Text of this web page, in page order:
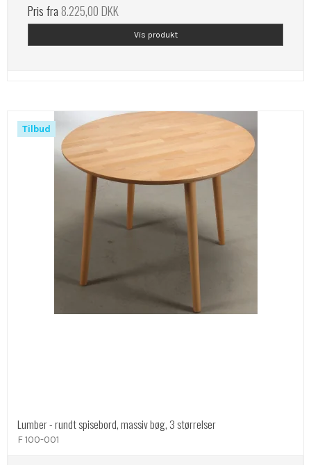
Pris fra8.225,00 DKK
Vis produkt
Tilbud
Lumber - rundt spisebord, massiv bøg, 3 størrelser
F 100-001